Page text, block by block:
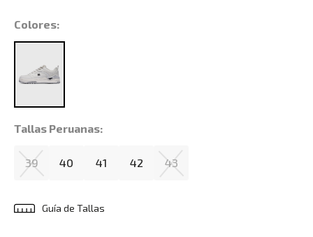
Colores:
Tallas Peruanas:
39 40 41 42 43
Guía de Tallas